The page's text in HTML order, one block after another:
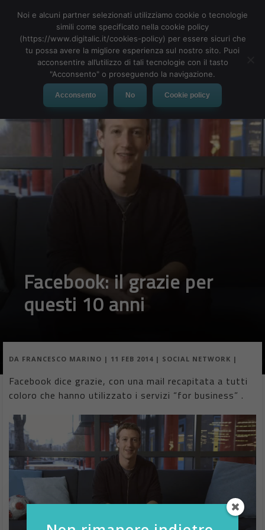
MENU
Facebook: il grazie per
questi 10 anni
DA FRANCESCO MARINO | 11 FEB 2014 | SOCIAL NETWORK |
Facebook dice grazie, con una mail recapitata a tutti
coloro che hanno utilizzato i servizi “for business” .
Noi e alcuni partner selezionati utilizziamo cookie o tecnologie
simili come specificato nella cookie policy
(https://www.digitalic.it/cookies-policy) per essere sicuri che
tu possa avere la migliore esperienza sul nostro sito. Puoi
acconsentire all’utilizzo di tali tecnologie con il tasto
"Acconsento" o proseguendo la navigazione.
Acconsento No Cookie policy